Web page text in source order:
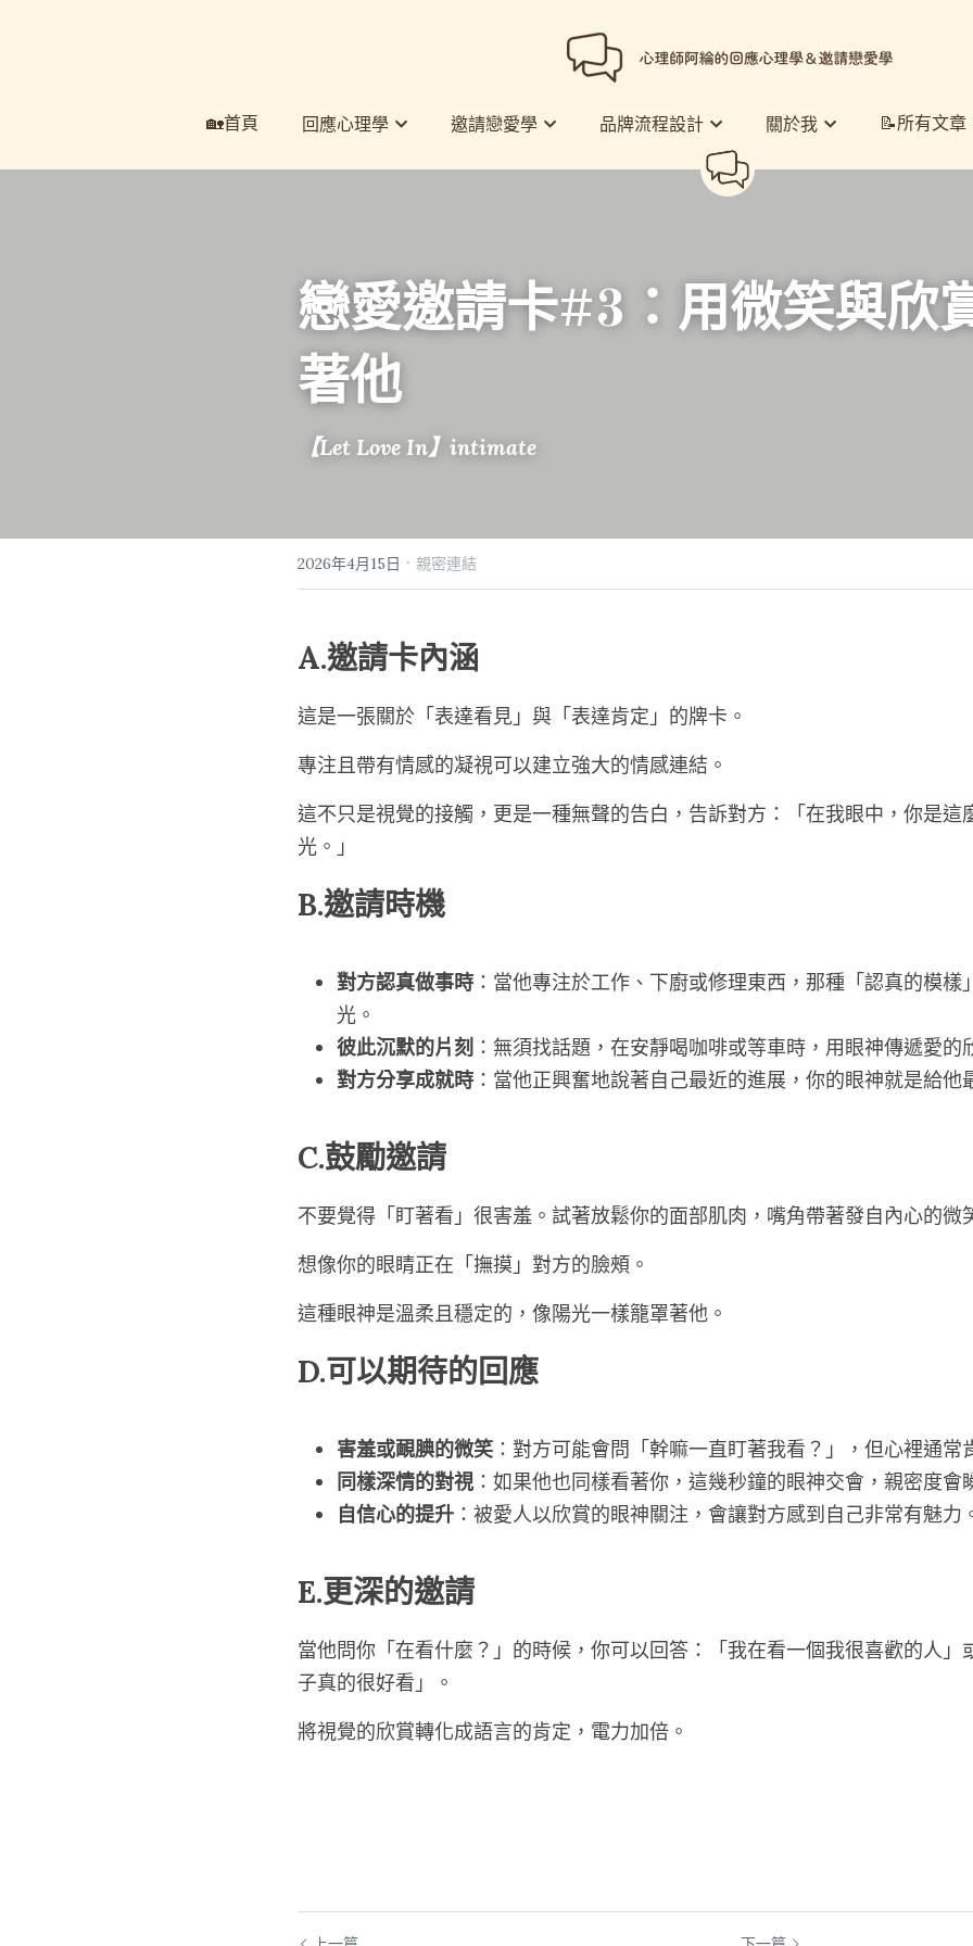
🏡首頁 回應心理學 邀請戀愛學 品牌流程設計 關於我 📝所有文章
🏡首頁 回應心理學 邀請戀愛學 品牌流程設計 關於我 📝所有文章
戀愛邀請卡#3：用微笑與欣
著他
【Let Love In】intimate
2026年4月15日 · 親密連結
A.邀請卡內涵
這是一張關於「表達看見」與「表達肯定」的牌卡。
專注且帶有情感的凝視可以建立強大的情感連結。
這不只是視覺的接觸，更是一種無聲的告白，告訴對方：「在我眼中，你是這
光。」
B.邀請時機
對方認真做事時 ：當他專注於工作、下廚或修理東西，那種「認真的模樣
光。
彼此沉默的片刻 ：無須找話題，在安靜喝咖啡或等車時，用眼神傳遞愛的
對方分享成就時 ：當他正興奮地說著自己最近的進展，你的眼神就是給他
C.鼓勵邀請
不要覺得「盯著看」很害羞。試著放鬆你的面部肌肉，嘴角帶著發自內心的微
想像你的眼睛正在「撫摸」對方的臉頰。
這種眼神是溫柔且穩定的，像陽光一樣籠罩著他。
D.可以期待的回應
害羞或靦腆的微笑 ：對方可能會問「幹嘛一直盯著我看？」，但心裡通常
同樣深情的對視：如果他也同樣看著你，這幾秒鐘的眼神交會，親密度會
自信心的提升 ：被愛人以欣賞的眼神關注，會讓對方感到自己非常有魅力
E.更深的邀請
當他問你「在看什麼？」的時候，你可以回答：「我在看一個我很喜歡的人」
子真的很好看」。
將視覺的欣賞轉化成語言的肯定，電力加倍。